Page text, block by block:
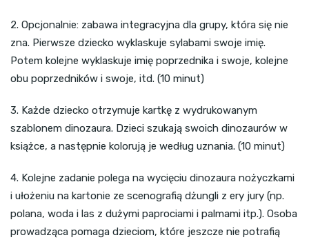
2. Opcjonalnie: zabawa integracyjna dla grupy, która się nie
zna. Pierwsze dziecko wyklaskuje sylabami swoje imię.
Potem kolejne wyklaskuje imię poprzednika i swoje, kolejne
obu poprzedników i swoje, itd. (10 minut)
3. Każde dziecko otrzymuje kartkę z wydrukowanym
szablonem dinozaura. Dzieci szukają swoich dinozaurów w
książce, a następnie kolorują je według uznania. (10 minut)
4. Kolejne zadanie polega na wycięciu dinozaura nożyczkami
i ułożeniu na kartonie ze scenografią dżungli z ery jury (np.
polana, woda i las z dużymi paprociami i palmami itp.). Osoba
prowadząca pomaga dzieciom, które jeszcze nie potrafią